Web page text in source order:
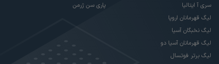
سری آ ایتالیا
لیگ قهرمانان اروپا
لیگ نخبگان آسیا
لیگ قهرمانان آسیا دو
لیگ برتر فوتسال
پاری سن ژرمن